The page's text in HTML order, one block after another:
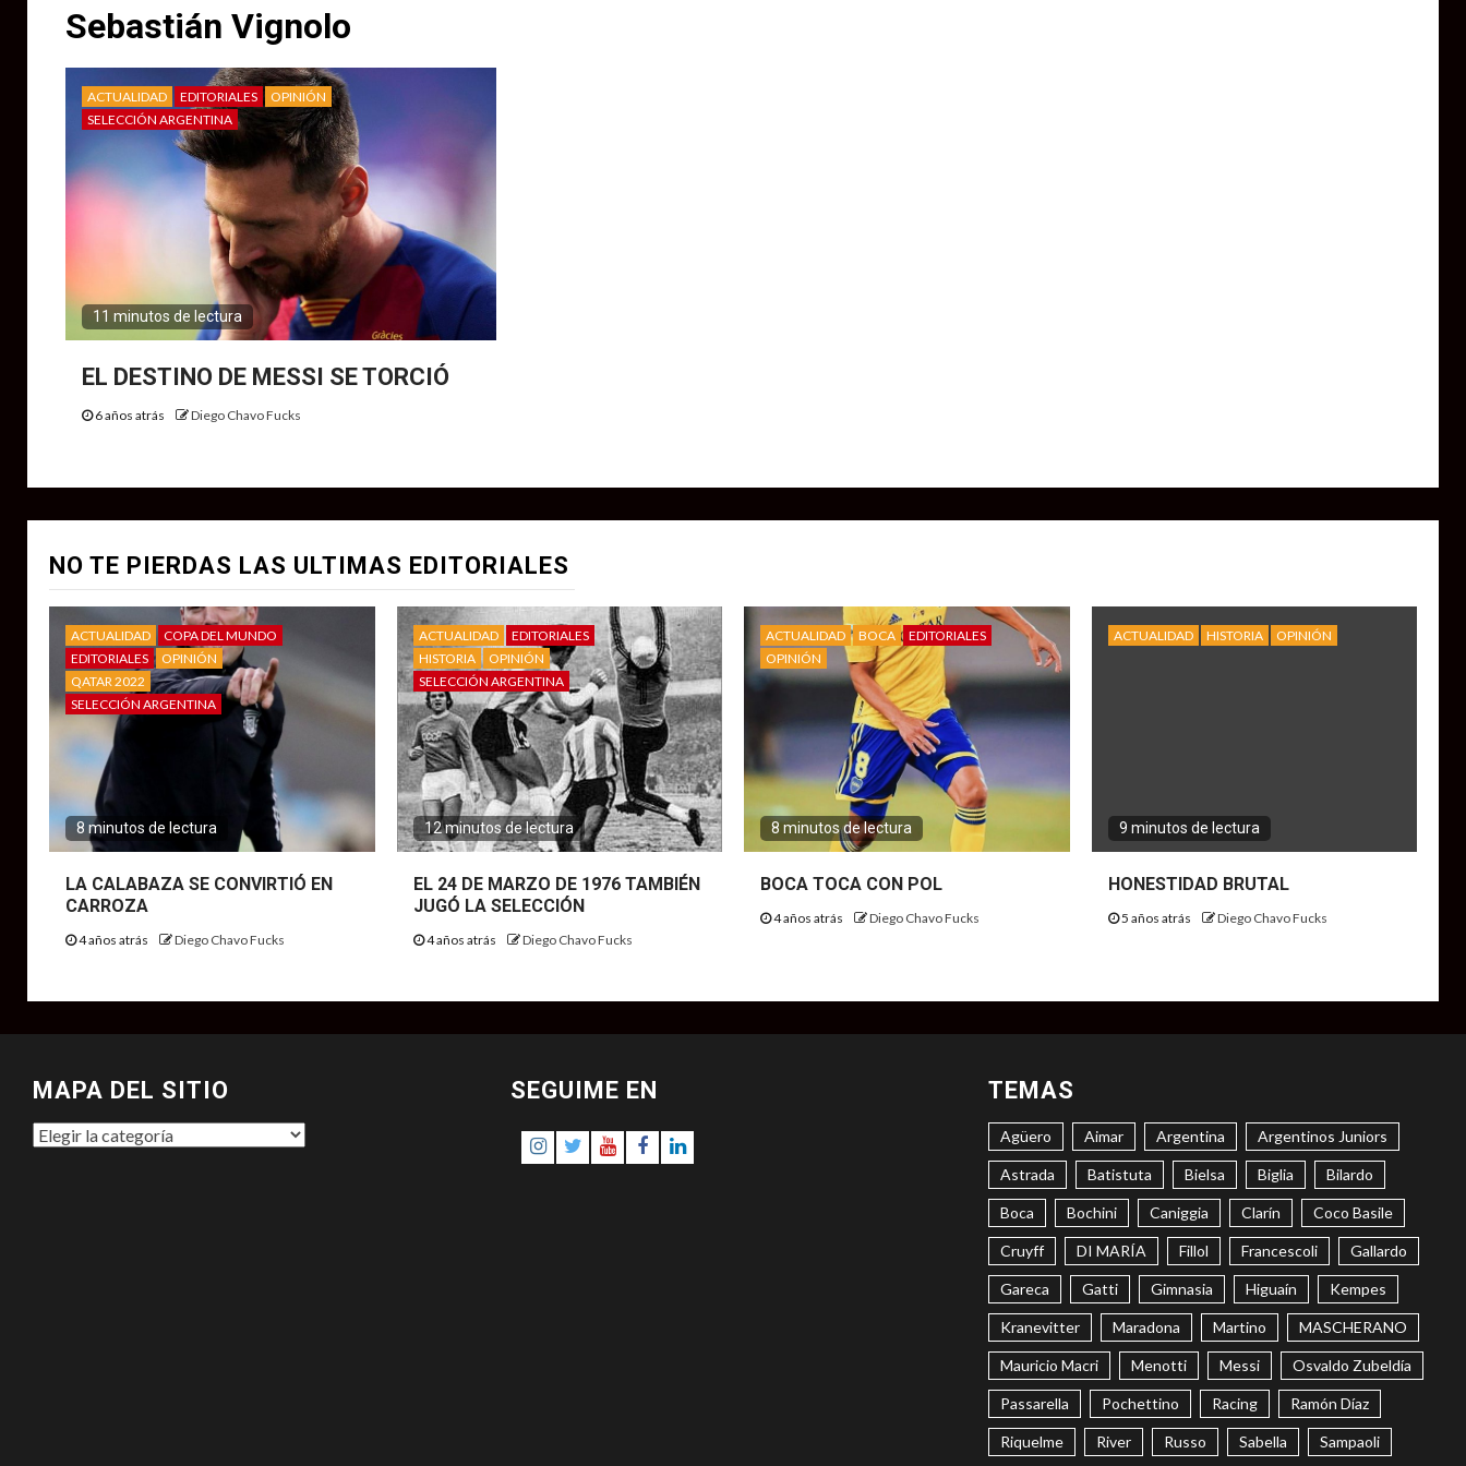
Sebastián Vignolo
ACTUALIDAD EDITORIALES
OPINIÓN
SELECCIÓN ARGENTINA
11 minutos de lectura
EL DESTINO DE MESSI SE TORCIÓ
6 años atrás Diego Chavo Fucks
NO TE PIERDAS LAS ULTIMAS EDITORIALES
ACTUALIDAD
COPA DEL MUNDO
EDITORIALES
OPINIÓN
QATAR 2022
SELECCIÓN ARGENTINA
8 minutos de lectura
LA CALABAZA SE CONVIRTIÓ EN
CARROZA
4 años atrás Diego Chavo Fucks
ACTUALIDAD
EDITORIALES
HISTORIA
OPINIÓN
SELECCIÓN ARGENTINA
12 minutos de lectura
EL 24 DE MARZO DE 1976 TAMBIÉN
JUGÓ LA SELECCIÓN
4 años atrás Diego Chavo Fucks
ACTUALIDAD BOCA
EDITORIALES
OPINIÓN
8 minutos de lectura
BOCA TOCA CON POL
4 años atrás Diego Chavo Fucks
ACTUALIDAD HISTORIA OPINIÓN
9 minutos de lectura
HONESTIDAD BRUTAL
5 años atrás Diego Chavo Fucks
MAPA DEL SITIO
MAPA
SEGUIME EN
Instagram
TwitterYoutubeFacebookLinkedIn
TEMAS
Agüero Aimar Argentina Argentinos Juniors
Astrada Batistuta Bielsa Biglia Bilardo
Boca Bochini Caniggia Clarín Coco Basile
Cruyff DI MARÍA Fillol Francescoli Gallardo
Gareca Gatti Gimnasia Higuaín Kempes
Kranevitter Maradona Martino MASCHERANO
Mauricio Macri Menotti Messi Osvaldo Zubeldía
Passarella Pochettino Racing Ramón Díaz
Riquelme River Russo Sabella Sampaoli